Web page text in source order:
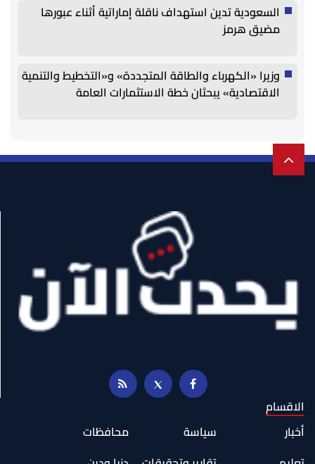
السعودية تدين استهداف ناقلة إماراتية أثناء عبورها
مضيق هرمز
وزيرا «الكهرباء والطاقة المتجددة» و«التخطيط والتنمية
الاقتصادية» يبحثان خطة الاستثمارات العامة
الاقسام
أخبار
سياسة
محافظات